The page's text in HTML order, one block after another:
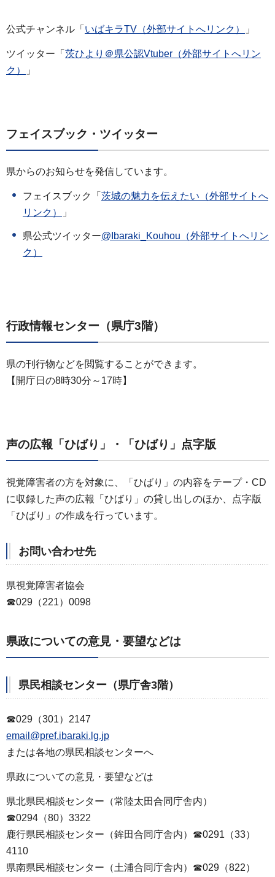
公式チャンネル「 いばキラTV（外部サイトへリンク） 」
ツイッター「 茨ひより＠県公認Vtuber（外部サイトへリン
ク）
」
フェイスブック・ツイッター
県からのお知らせを発信しています。
フェイスブック「 茨城の魅力を伝えたい（外部サイトへ
リンク）
」
県公式ツイッター@Ibaraki_Kouhou（外部サイトへリン
ク）
行政情報センター（県庁3階）
県の刊行物などを閲覧することができます。
【開庁日の8時30分～17時】
声の広報「ひばり」・「ひばり」点字版
視覚障害者の方を対象に、「ひばり」の内容をテープ・CD
に収録した声の広報「ひばり」の貸し出しのほか、点字版
「ひばり」の作成を行っています。
お問い合わせ先
県視覚障害者協会
☎029（221）0098
県政についての意見・要望などは
県民相談センター（県庁舎3階）
☎029（301）2147
email@pref.ibaraki.lg.jp
または各地の県民相談センターへ
県政についての意見・要望などは
県北県民相談センター（常陸太田合同庁舎内）
☎0294（80）3322
鹿行県民相談センター（鉾田合同庁舎内）☎0291（33）
4110
県南県民相談センター（土浦合同庁舎内）☎029（822）